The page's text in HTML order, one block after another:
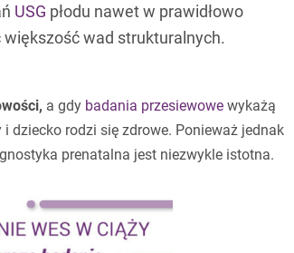
USG płodu nawet w prawidłowo
wad strukturalnych.
a gdy badania przesiewowe wykażą
dziecko rodzi się zdrowe. Ponieważ jednak
prenatalna jest niezwykle istotna.